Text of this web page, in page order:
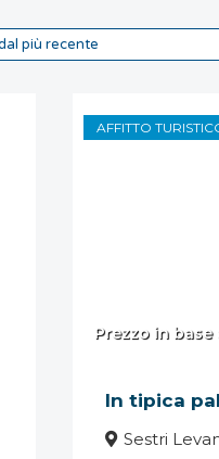
AFFITTO
Prezzo in
In tipica
Sestri